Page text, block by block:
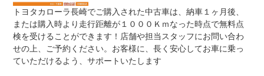
法定整備
整備付 法定12ヶ月または法定24ヶ月点検整備付
※車検なし・車検整備付の場合は法定24ヶ月点検整備付
※商用車は6ヶ月または12ヶ月点検整備付
法定整備
について
-
トヨタカローラ長崎でご購入された中古車は、納車１ヶ月後、
または購入時より走行距離が１０００Ｋｍなった時点で無料点
検を受けることができます！店舗や担当スタッフにお問い合わ
せの上、ご予約ください。お客様に、長く安心してお車に乗っ
ていただけるよう、サポートいたします